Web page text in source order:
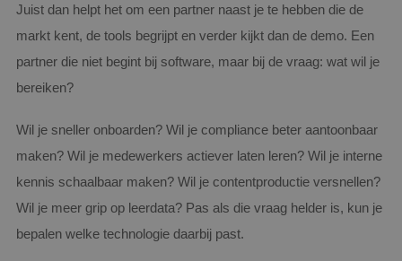
Juist dan helpt het om een partner naast je te hebben die de
markt kent, de tools begrijpt en verder kijkt dan de demo. Een
partner die niet begint bij software, maar bij de vraag: wat wil je
bereiken?
Wil je sneller onboarden? Wil je compliance beter aantoonbaar
maken? Wil je medewerkers actiever laten leren? Wil je interne
kennis schaalbaar maken? Wil je contentproductie versnellen?
Wil je meer grip op leerdata? Pas als die vraag helder is, kun je
bepalen welke technologie daarbij past.